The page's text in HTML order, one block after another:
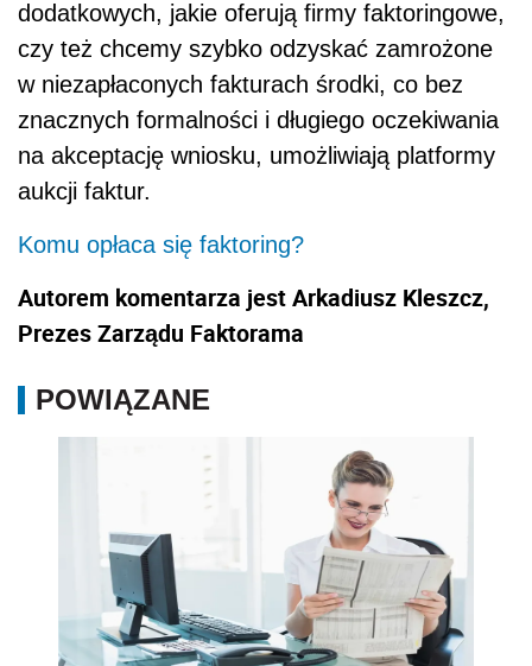
dodatkowych, jakie oferują firmy faktoringowe,
czy też chcemy szybko odzyskać zamrożone
w niezapłaconych fakturach środki, co bez
znacznych formalności i długiego oczekiwania
na akceptację wniosku, umożliwiają platformy
aukcji faktur.
Komu opłaca się faktoring?
Autorem komentarza jest Arkadiusz Kleszcz,
Prezes Zarządu Faktorama
POWIĄZANE